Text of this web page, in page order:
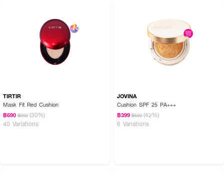
TIRTIR
Mask Fit Red Cushion
฿690 ฿990 (30%)
40 Variations
JOVINA
Cushion SPF 25 PA+++
฿399 ฿690 (42%)
6 Variations